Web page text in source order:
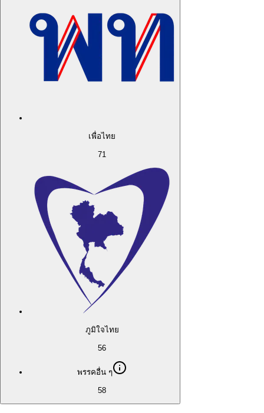
เพื่อไทย
71
ภูมิใจไทย
56
พรรคอื่น ๆ
58